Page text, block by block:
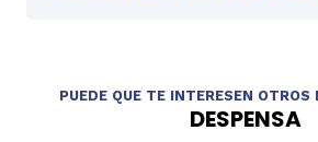
PUEDE QUE TE INTERESEN OTROS
DESPENSA